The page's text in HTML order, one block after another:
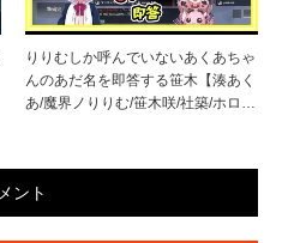
りりむしか呼んでいないあくあちゃ
んのあだ名を即答する笹木【湊あく
あ/魔界ノりりむ/笹木咲/社築/ホロ…
ント